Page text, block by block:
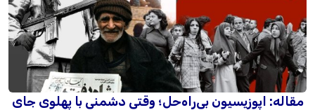
مقاله: اپوزیسیون بی‌راه‌حل؛ وقتی دشمنی با پهلوی جای